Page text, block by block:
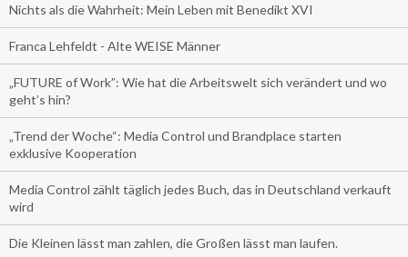
Nichts als die Wahrheit: Mein Leben mit Benedikt XVI
Franca Lehfeldt - Alte WEISE Männer
„FUTURE of Work”: Wie hat die Arbeitswelt sich verändert und wo
geht’s hin?
„Trend der Woche“: Media Control und Brandplace starten
exklusive Kooperation
Media Control zählt täglich jedes Buch, das in Deutschland verkauft
wird
Die Kleinen lässt man zahlen, die Großen lässt man laufen.